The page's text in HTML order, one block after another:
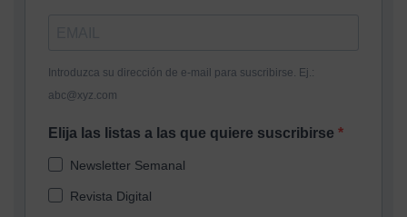
Introduzca su dirección de e-mail para suscribirse. Ej.:
abc@xyz.com
Elija las listas a las que quiere suscribirse
Newsletter Semanal
Revista Digital